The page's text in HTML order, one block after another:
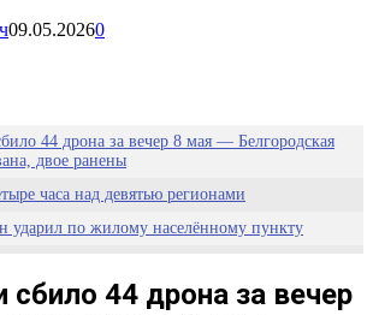
09.05.20260
44 дрона за вечер 8 мая — Белгородская
двое ранены
часа над девятью регионами
ударил по жилому населённому пункту
— позиция России: аналитика
44 дрона за вечер